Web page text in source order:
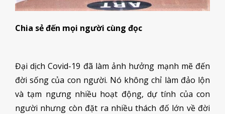
Chia sẻ đến mọi người cùng đọc
Đại dịch Covid-19 đã làm ảnh hưởng mạnh mẽ đến
đời sống của con người. Nó không chỉ làm đảo lộn
và tạm ngưng nhiều hoạt động, dự tính của con
người nhưng còn đặt ra nhiều thách đố lớn về đời